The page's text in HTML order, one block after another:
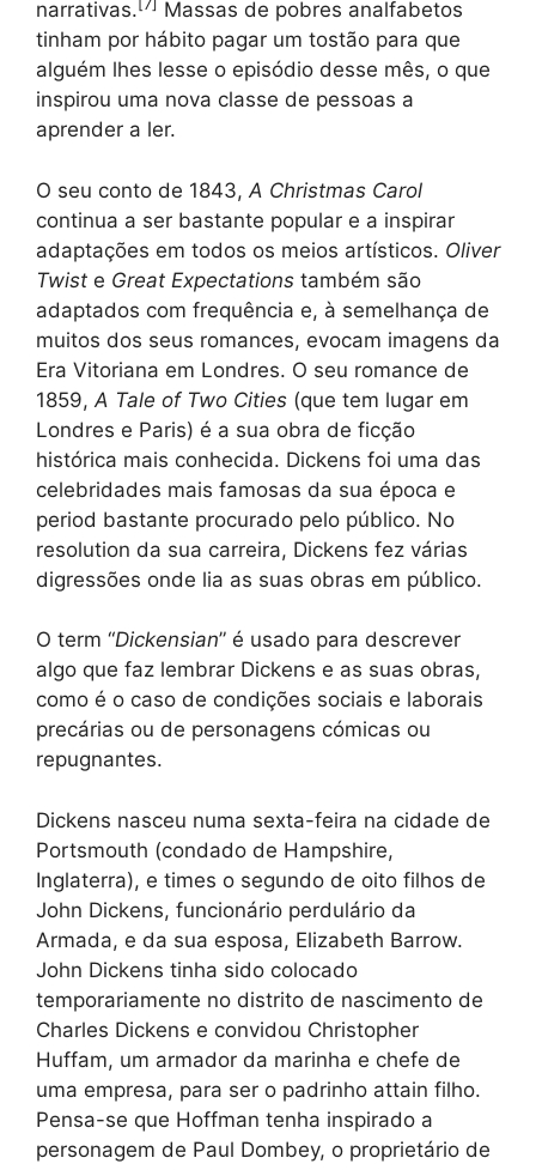
narrativas. 7
Massas de pobres analfabetos
tinham por hábito pagar um tostão para que
alguém lhes lesse o episódio desse mês, o que
inspirou uma nova classe de pessoas a
aprender a ler.
O seu conto de 1843, A Christmas Carol
continua a ser bastante popular e a inspirar
adaptações em todos os meios artísticos. Oliver
Twist e Great Expectations também são
adaptados com frequência e, à semelhança de
muitos dos seus romances, evocam imagens da
Era Vitoriana em Londres. O seu romance de
1859, A Tale of Two Cities (que tem lugar em
Londres e Paris) é a sua obra de ficção
histórica mais conhecida. Dickens foi uma das
celebridades mais famosas da sua época e
period bastante procurado pelo público. No
resolution da sua carreira, Dickens fez várias
digressões onde lia as suas obras em público.
O term “Dickensian” é usado para descrever
algo que faz lembrar Dickens e as suas obras,
como é o caso de condições sociais e laborais
precárias ou de personagens cómicas ou
repugnantes.
Dickens nasceu numa sexta-feira na cidade de
Portsmouth (condado de Hampshire,
Inglaterra), e times o segundo de oito filhos de
John Dickens, funcionário perdulário da
Armada, e da sua esposa, Elizabeth Barrow.
John Dickens tinha sido colocado
temporariamente no distrito de nascimento de
Charles Dickens e convidou Christopher
Huffam, um armador da marinha e chefe de
uma empresa, para ser o padrinho attain filho.
Pensa-se que Hoffman tenha inspirado a
personagem de Paul Dombey, o proprietário de